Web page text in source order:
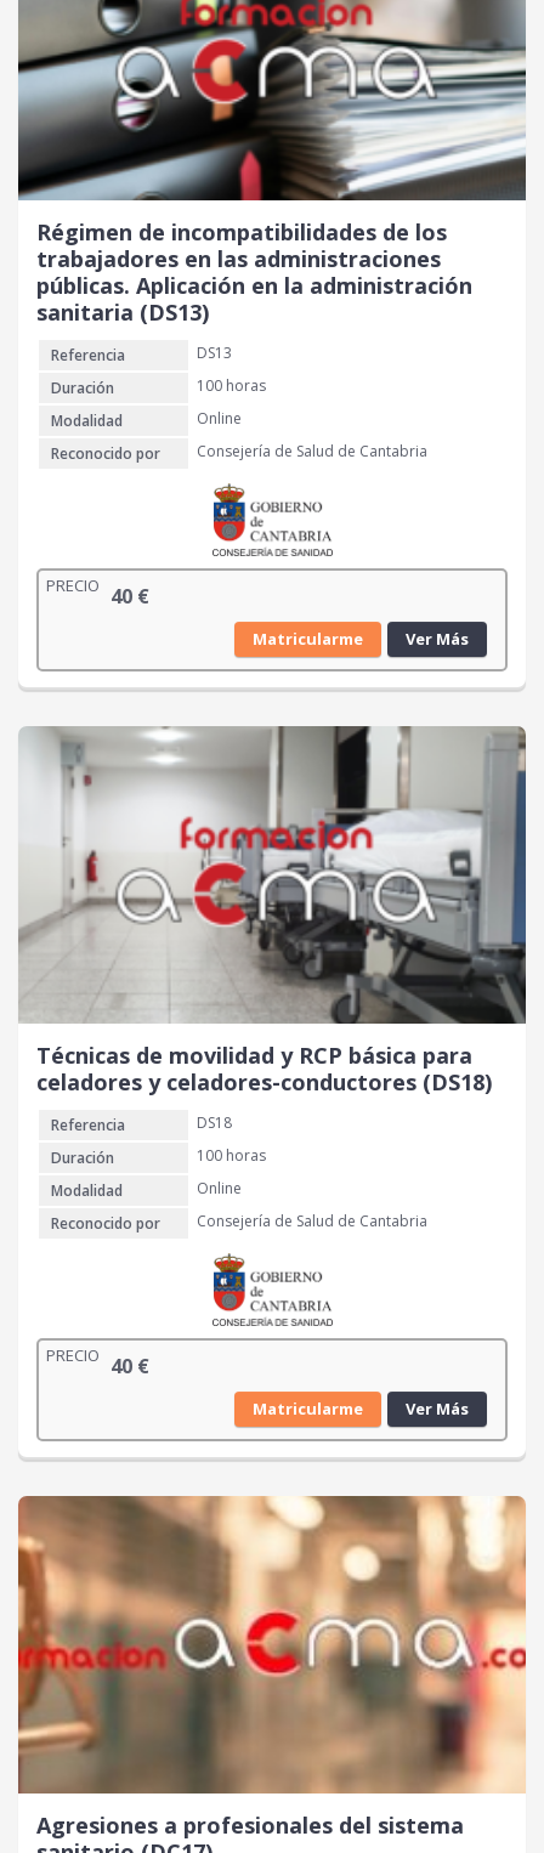
Régimen de incompatibilidades de los
trabajadores en las administraciones
públicas. Aplicación en la administración
sanitaria (DS13)
Referencia
DS13
Duración
100 horas
Modalidad
Online
Reconocido por
Consejería de Salud de Cantabria
PRECIO 40 €
Matricularme Ver Más
Técnicas de movilidad y RCP básica para
celadores y celadores-conductores (DS18)
Referencia
DS18
Duración
100 horas
Modalidad
Online
Reconocido por
Consejería de Salud de Cantabria
PRECIO 40 €
Matricularme Ver Más
Agresiones a profesionales del sistema